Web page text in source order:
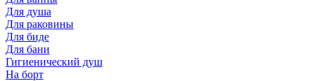
Для душа
Для раковины
Для биде
Для бани
Гигиенический душ
На борт